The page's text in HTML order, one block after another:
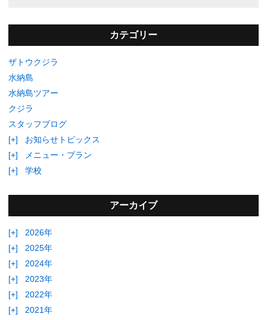
カテゴリー
ザトウクジラ
水納島
水納島ツアー
クジラ
スタッフブログ
[+]
お知らせトピックス
[+]
メニュー・プラン
[+]
学校
アーカイブ
[+]
2026年
[+]
2025年
[+]
2024年
[+]
2023年
[+]
2022年
[+]
2021年